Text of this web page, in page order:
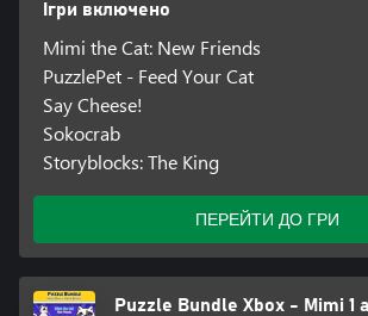
Ігри включено
Mimi the Cat: New Friends
PuzzlePet - Feed Your Cat
Say Cheese!
Sokocrab
Storyblocks: The King
ПЕРЕЙТИ ДО ГРИ
Puzzle Bundle Xbox - Mimi 1